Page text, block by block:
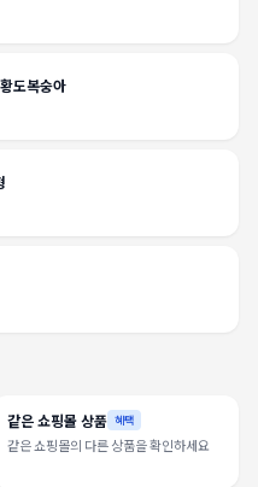
도복숭아
같은 쇼핑몰 상품 혜택
같은 쇼핑몰의 다른 상품을 확인하세요